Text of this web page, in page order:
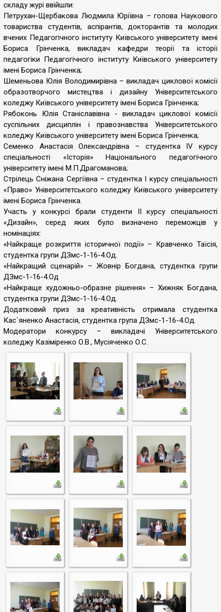
складу журі ввійшли:
Петрухан-Щербакова Людмила Юріївна – голова Наукового
товариства студентів, аспірантів, докторантів та молодих
вчених Педагогічного інституту Київського університету імені
Бориса Грінченка, викладач кафедри теорії та історії
педагогіки Педагогічного інституту Київського університету
імені Бориса Грінченка;
Шеменьова Юлія Володимирівна – викладач циклової комісії
образотворчого мистецтва і дизайну Університетського
коледжу Київського університету імені Бориса Грінченка;
Рябоконь Юлія Станіславівна - викладач циклової комісії
суспільних дисциплін і правознавства Університетського
коледжу Київського університету імені Бориса Грінченка;
Семенко Анастасія Олександрівна – студентка ІV курсу
спеціальності «Історія» Національного педагогічного
університету імені М.П.Драгоманова;
Стрілець Сніжана Сергіївна – студентка І курсу спеціальності
«Право» Університетського коледжу Київського університету
імені Бориса Грінченка.
Участь у конкурсі брали студенти ІІ курсу спеціальності
«Дизайн», серед яких було визначено переможців у
номінаціях:
«Найкраще розкриття історичної події» – Кравченко Таїсія,
студентка групи ДЗмс-1-16-4.Од.
«Найкращий сценарій» – Жовнір Богдана, студентка групи
ДЗмс-1-16-4.Од
«Найкраще художньо-образне рішення» – Хижняк Богдана,
студентка групи ДЗмс-1-16-4.Од.
Додатковий приз за креативність отримала студентка
Кас`яненко Анастасія, студентка група ДЗмс-1-16-4.Од.
Модератори конкурсу – викладачі Університетського
коледжу Казіміренко О.В., Мусіяченко О.С.